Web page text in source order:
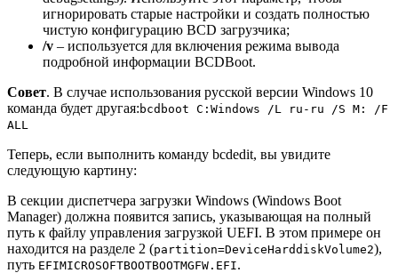
игнорировать старые настройки и создать полностью
чистую конфигурацию BCD загрузчика;
/v – используется для включения режима вывода
подробной информации BCDBoot.
Совет. В случае использования русской версии Windows 10
команда будет другая: bcdboot C:Windows /L ru-ru /S M: /F
ALL
Теперь, если выполнить команду bcdedit, вы увидите
следующую картину:
В секции диспетчера загрузки Windows (Windows Boot
Manager) должна появится запись, указывающая на полный
путь к файлу управления загрузкой UEFI. В этом примере он
находится на разделе 2 (partition=DeviceHarddiskVolume2),
путь EFIMICROSOFTBOOTBOOTMGFW.EFI.